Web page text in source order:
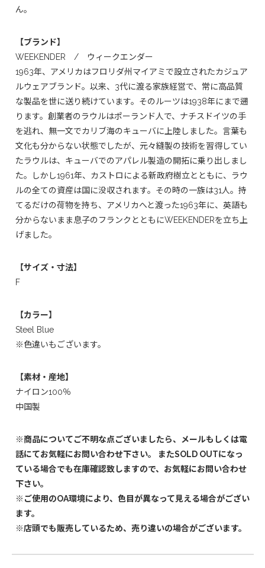
ん。
【ブランド】
WEEKENDER / ウィークエンダー
1963年、アメリカはフロリダ州マイアミで設立されたカジュア
ルウェアブランド。以来、3代に渡る家族経営で、常に高品質
な製品を世に送り続けています。そのルーツは1938年にまで遡
ります。創業者のラウルはポーランド人で、ナチスドイツの手
を逃れ、無一文でカリブ海のキューバに上陸しました。言葉も
文化も分からない状態でしたが、元々縫製の技術を習得してい
たラウルは、キューバでのアパレル製造の開拓に乗り出しまし
た。しかし1961年、カストロによる新政府樹立とともに、ラウ
ルの全ての資産は国に没収されます。その時の一族は31人。持
てるだけの荷物を持ち、アメリカへと渡った1963年に、英語も
分からないまま息子のフランクとともにWEEKENDERを立ち上
げました。
【サイズ・寸法】
F
【カラー】
Steel Blue
※色違いもございます。
【素材・産地】
ナイロン100％
中国製
※商品についてご不明な点ございましたら、メールもしくは電
話にてお気軽にお問い合わせ下さい。 またSOLD OUTになっ
ている場合でも在庫確認致しますので、お気軽にお問い合わせ
下さい。
※ご使用のOA環境により、色目が異なって見える場合がござい
ます。
※店頭でも販売しているため、売り違いの場合がございます。